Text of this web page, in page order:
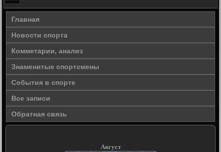
Главная
Новости спорта
Комметарии, анализ
Знаменитые спортсмены
События в спорте
Все записи
Обратная связь
Август